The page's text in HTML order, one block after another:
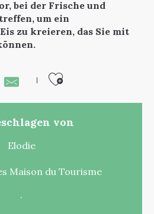
bei der Frische und
um ein
zu kreieren, das Sie mit
Ajouter
von
Elodie
Maison du Tourisme
.